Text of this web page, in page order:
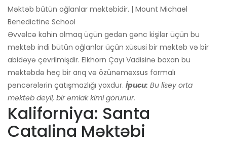
Məktəb bütün oğlanlar məktəbidir. | Mount Michael
Benedictine School
Əvvəlcə kahin olmaq üçün gedən gənc kişilər üçün bu
məktəb indi bütün oğlanlar üçün xüsusi bir məktəb və bir
abidəyə çevrilmişdir. Elkhorn Çayı Vadisinə baxan bu
məktəbdə heç bir arıq və özünəməxsus formalı
pəncərələrin çatışmazlığı yoxdur. İpucu: Bu lisey orta
məktəb deyil, bir əmlak kimi görünür.
Kaliforniya: Santa
Catalina Məktəbi